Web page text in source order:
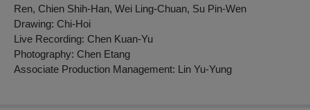
Ren, Chien Shih-Han, Wei Ling-Chuan, Su Pin-Wen
Drawing: Chi-Hoi
Live Recording: Chen Kuan-Yu
Photography: Chen Etang
Associate Production Management: Lin Yu-Yung